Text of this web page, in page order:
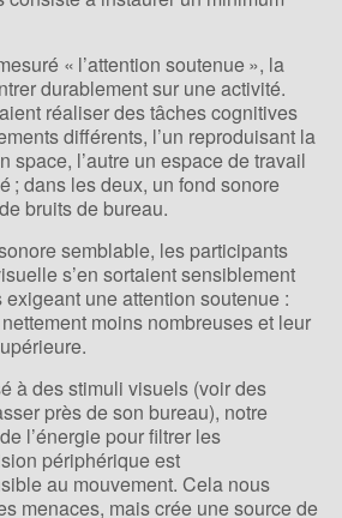
« l’attention soutenue », la
durablement sur une activité.
réaliser des tâches cognitives
différents, l’un reproduisant la
space, l’autre un espace de travail
; dans les deux, un fond sonore
bruits de bureau.
semblable, les participants
s’en sortaient sensiblement
une attention soutenue :
moins nombreuses et leur
à des stimuli visuels (voir des
près de son bureau), notre
l’énergie pour filtrer les
périphérique est
au mouvement. Cela nous
menaces, mais crée une source de